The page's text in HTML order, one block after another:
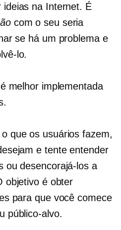
na Internet. É
com o seu seria
se há um problema e
lo.
melhor implementada
que os usuários fazem,
e tente entender
ou desencorajá-los a
objetivo é obter
para que você comece
público-alvo.